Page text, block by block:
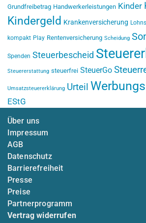
Grundfreibetrag Handwerkerleistungen Kinder
Kindergeld Krankenversicherung
kompakt Play Rentenversicherung Scheidung
Spenden Steuerbescheid
Steuererstattung steuerfrei SteuerGo
Umsatzsteuererklärung Urteil
EStG
Über uns
Impressum
AGB
Datenschutz
Barrierefreiheit
Presse
Preise
Partnerprogramm
Vertrag widerrufen